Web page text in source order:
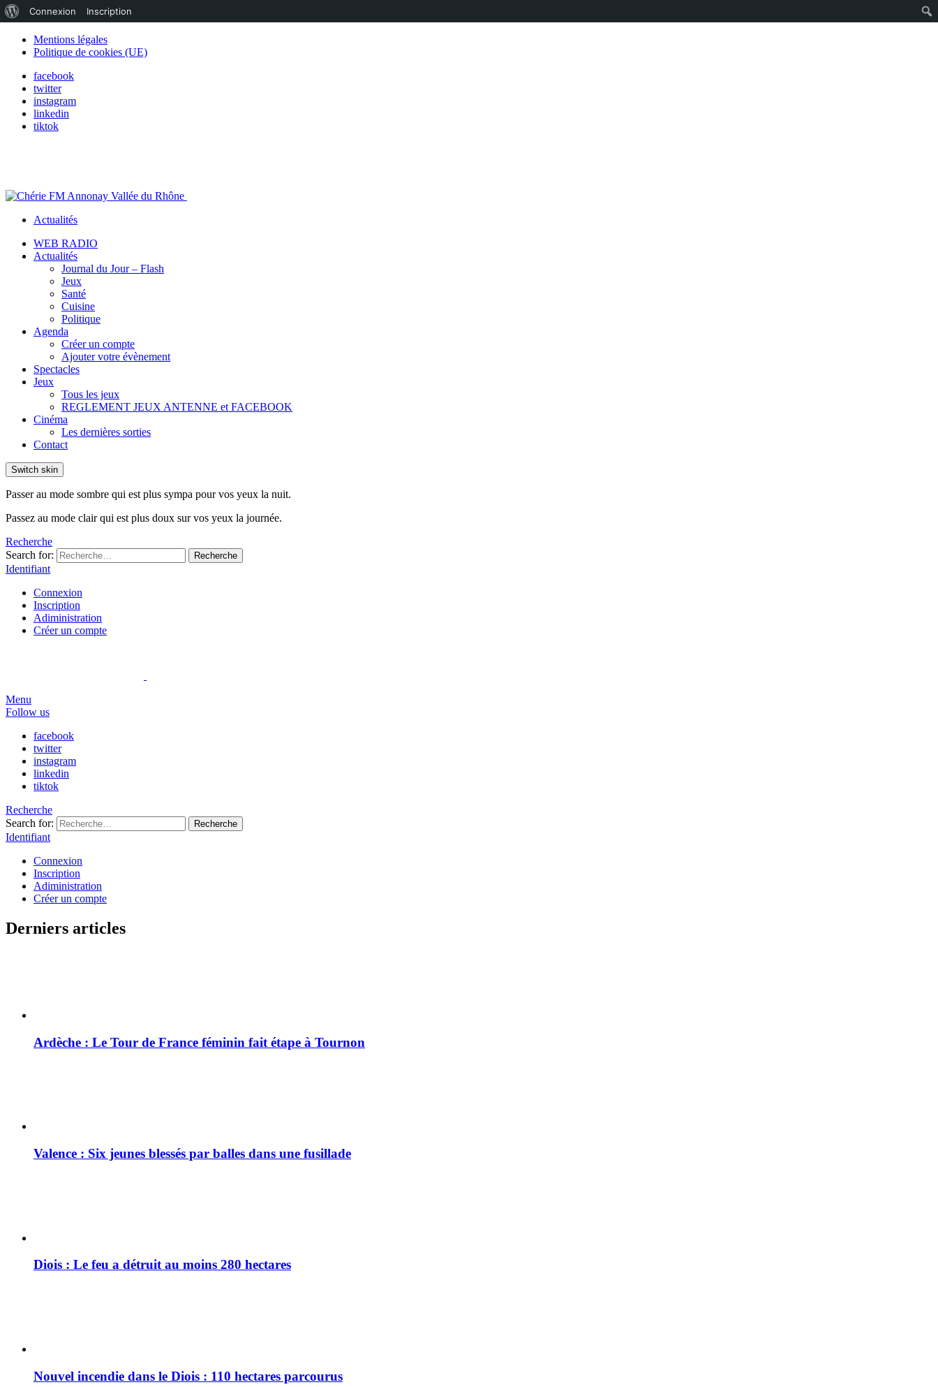
Mentions légales
Politique de cookies (UE)
facebook
twitter
instagram
linkedin
tiktok
Actualités
WEB RADIO
Actualités
Journal du Jour – Flash
Jeux
Santé
Cuisine
Politique
Agenda
Créer un compte
Ajouter votre évènement
Spectacles
Jeux
Tous les jeux
REGLEMENT JEUX ANTENNE et FACEBOOK
Cinéma
Les dernières sorties
Contact
Switch skin
Passer au mode sombre qui est plus sympa pour vos yeux la nuit.
Passez au mode clair qui est plus doux sur vos yeux la journée.
Recherche
Search for:
Recherche
Identifiant
Connexion
Inscription
Adiministration
Créer un compte
Menu
Follow us
facebook
twitter
instagram
linkedin
tiktok
Recherche
Search for:
Recherche
Identifiant
Connexion
Inscription
Adiministration
Créer un compte
Derniers articles
Ardèche : Le Tour de France féminin fait étape à Tournon
Valence : Six jeunes blessés par balles dans une fusillade
Diois : Le feu a détruit au moins 280 hectares
Nouvel incendie dans le Diois : 110 hectares parcourus
de
WordPress
Connexion Inscription